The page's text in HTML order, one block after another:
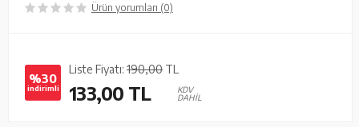
Ürün yorumları (0)
%30
indirimli
Liste Fiyatı: 190,00 TL
133,00 TL
KDV
DAHİL